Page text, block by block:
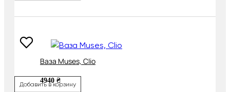
Ваза Muses, Clio
4940 ₴
Добавить в корзину